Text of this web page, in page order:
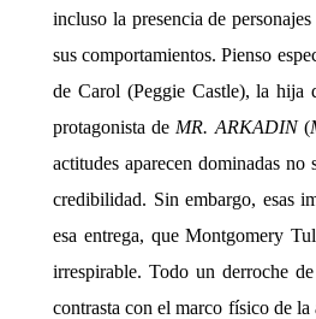
incluso la presencia de
sus comportamientos. Pienso
de Carol (Peggie Castle), la hija
protagonista de MR. ARKADIN(
actitudes aparecen dominadas
credibilidad. Sin embargo, esas
esa entrega, que Montgomery
irrespirable. Todo un derroche
contrasta con el marco físico de